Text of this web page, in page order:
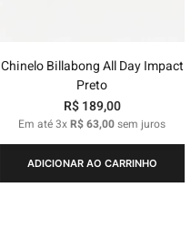
Chinelo Billabong All Day Impact
Preto
R$ 189,00
Em até3xR$63,00sem juros
ADICIONAR AO CARRINHO